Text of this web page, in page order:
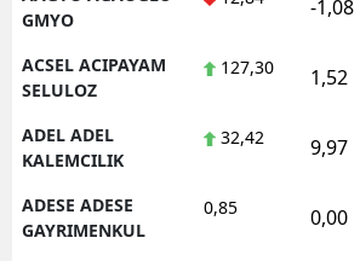
GMYO
-1,08
ACSEL ACIPAYAM
SELULOZ
127,30 1,52
ADEL ADEL
KALEMCILIK
32,42 9,97
ADESE ADESE
GAYRIMENKUL
0,85 0,00